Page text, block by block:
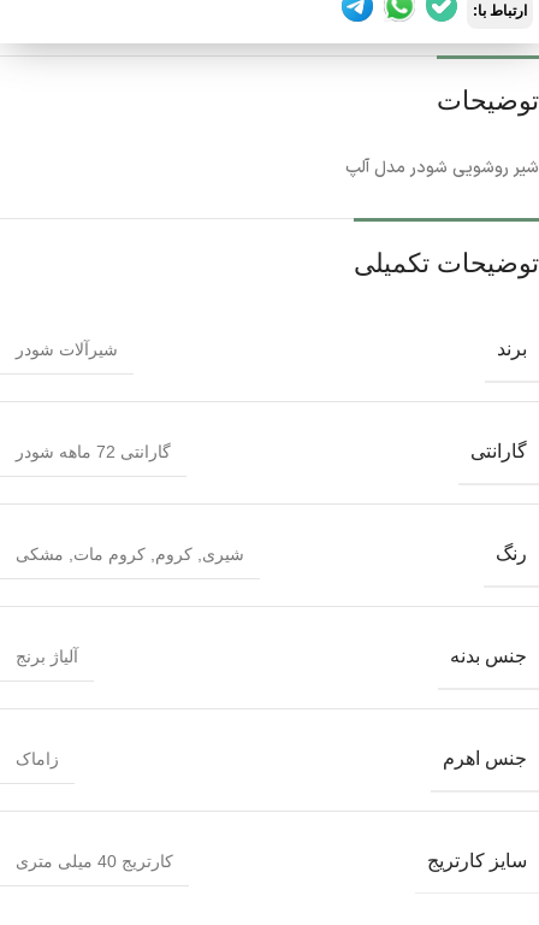
ارتباط با:
توضیحات
شیر روشویی شودر مدل آلپ
توضیحات تکمیلی
برند شیرآلات شودر
گارانتی گارانتی 72 ماهه شودر
رنگ شیری کروم کروم مات مشکی
جنس بدنه آلیاژ برنج
جنس اهرم زاماک
سایز کارتریج کارتریج 40 میلی متری